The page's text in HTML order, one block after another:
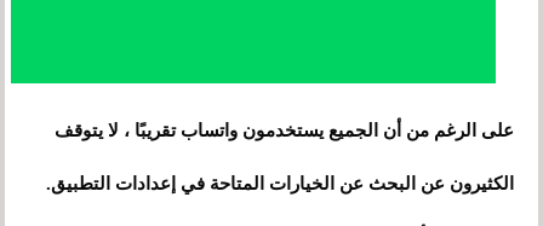
على الرغم من أن الجميع يستخدمون واتساب تقريبًا ، لا يتوقف
الكثيرون عن البحث عن الخيارات المتاحة في إعدادات التطبيق.